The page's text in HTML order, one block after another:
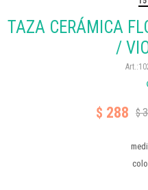
TAZA CERÁMICA
/
$ 288 $